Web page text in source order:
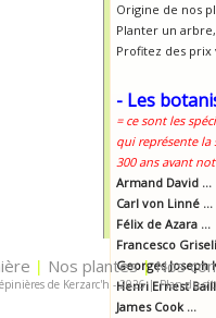
Origine de nos
Planter un
Profitez des
- Les
= ce sont les
qui représente la
300 ans avant
Armand David ...
Carl von Linné ...
Félix de Azara ...
Francesco
Georges Joseph
Henri Ernest
James Cook ...
| Nos plantes|Nos
de Kerzarc'h - 2026|Plan du